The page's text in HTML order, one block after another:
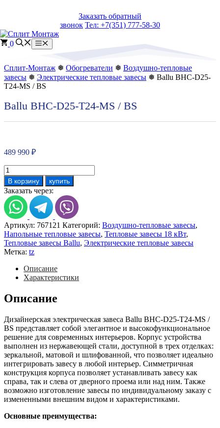
Заказать обратный
звонок Тел: +7(351) 777-58-30
0 Меню
Сплит-Монтаж ❅ Обогреватели ❅ Воздушно-тепловые
завесы ❅ Электрические тепловые завесы ❅ Ballu BHC-D25-
T24-MS / BS
Ballu BHC-D25-T24-MS / BS
489 990 ₽
Количество
товара
Ballu
BHC-
D25-
T24-
MS
/
BS
В корзину купить
Заказать через:
Артикул: 767121 Категорий: Воздушно-тепловые завесы,
Напольные тепловые завесы, Тепловые завесы 18 кВт,
Тепловые завесы Ballu, Электрические тепловые завесы
Метка: tz
Описание
Характеристики
Описание
Дизайнерская электрическая завеса Ballu BHC-D25-T24-MS /
BS представляет собой элегантное и высокофункциональное
решение для современных интерьеров. Корпус устройства
выполнен из нержавеющей стали, доступной в трех отделках:
зеркальной, матовой и шлифованной, что позволяет идеально
интегрировать завесу в любой интерьер. Симметричная
конструкция корпуса позволяет устанавливать завесу как
справа, так и слева от дверного проема или над ним. Также
возможно изготовление завесы по индивидуальному заказу с
измененными внешним видом и характеристиками.
Основные преимущества: